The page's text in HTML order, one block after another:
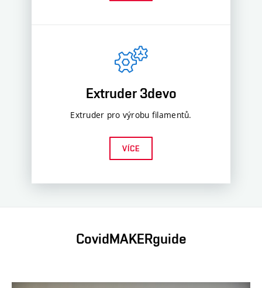
Extruder 3devo
Extruder pro výrobu filamentů.
VÍCE
CovidMAKERguide